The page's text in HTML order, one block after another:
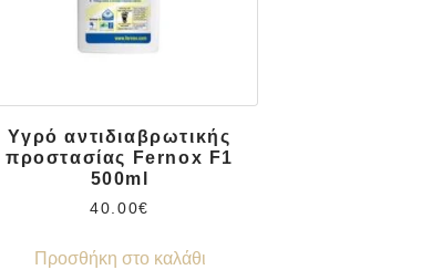
Υγρό αντιδιαβρωτικής
προστασίας Fernox F1
500ml
40.00€
Προσθήκη στο καλάθι